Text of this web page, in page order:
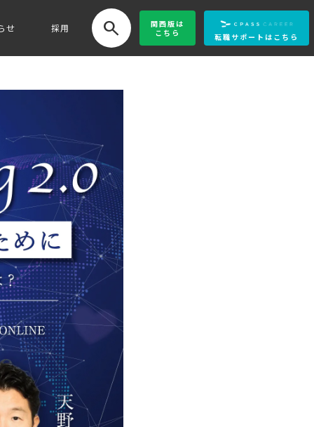
せ 採用 search 関西版 は
こちら
転職サポートはこちら